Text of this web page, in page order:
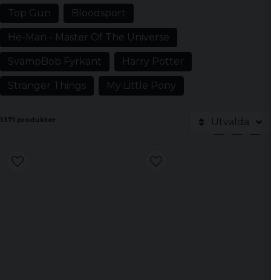
Top Gun Bloodsport
He-Man - Master Of The Universe
SvampBob Fyrkant Harry Potter
Stranger Things My Little Pony
1371 produkter Utvalda